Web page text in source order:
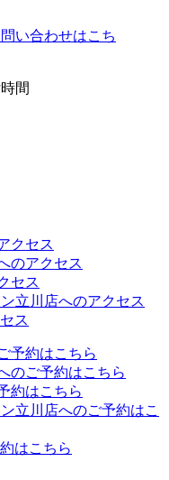
クセス
のアクセス
セス
立川店へのアクセス
ス
予約はこちら
のご予約はこちら
約はこちら
立川店へのご予約はこ
はこちら